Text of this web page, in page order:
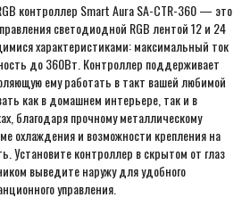
контроллер Smart Aura SA-CTR-360 — это
светодиодной RGB лентой 12 и 24
характеристиками: максимальный ток
до 360Вт. Контроллер поддерживает
ему работать в такт вашей любимой
как в домашнем интерьере, так и в
благодаря прочному металлическому
охлаждения и возможности крепления на
Установите контроллер в скрытом от глаз
выведите наружу для удобного
управления.